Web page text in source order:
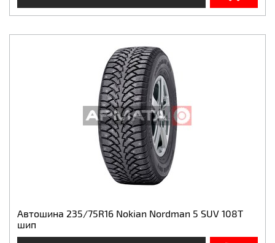
Автошина 235/75R16 Nokian Nordman 5 SUV 108T
шип